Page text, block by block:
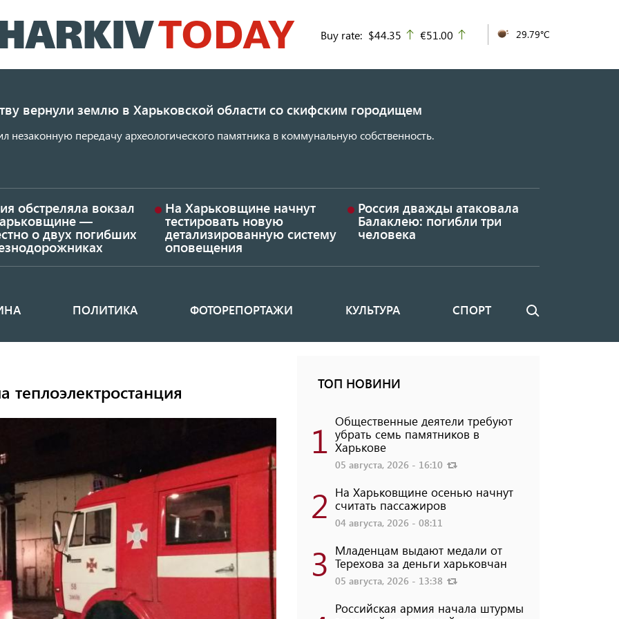
к
основному
Buy rate: $44.35 up
€51.00 29.79°C
вернули землю в Харьковской области со скифским городищем
незаконную передачу археологического памятника в коммунальную собственность.
обстреляла вокзал
—
о двух погибших
На Харьковщине начнут
тестировать новую
детализированную систему
оповещения
Россия дважды атаковала
Балаклею: погибли три
человека
ПОЛИТИКА ФОТОРЕПОРТАЖИ КУЛЬТУРА СПОРТ Поиск
теплоэлектростанция ТОП НОВИНИ
1 Общественные деятели требуют
убрать семь памятников в
Харькове
05 августа, 2026 - 16:10
2 На Харьковщине осенью начнут
считать пассажиров
04 августа, 2026 - 08:11
3 Младенцам выдают медали от
Терехова за деньги харьковчан
05 августа, 2026 - 13:38
Российская армия начала штурмы